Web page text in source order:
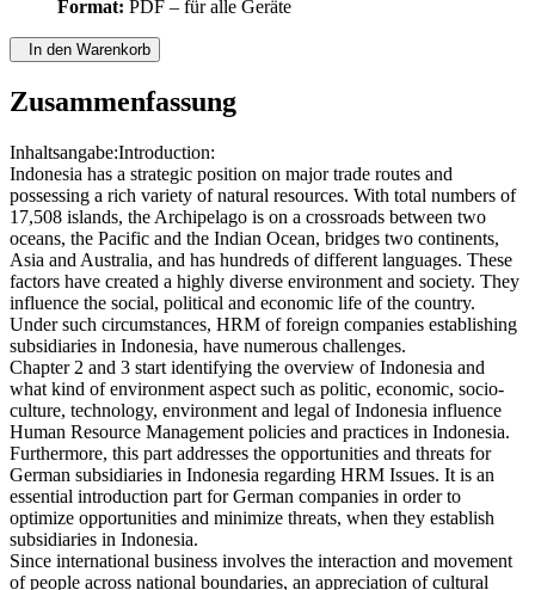
Sofort herunterladen. Inkl. MwSt.
Zusammenfassung
Inhaltsangabe:Introduction:
Indonesia has a strategic position on major trade routes and
possessing a rich variety of natural resources. With total numbers of
17,508 islands, the Archipelago is on a crossroads between two
oceans, the Pacific and the Indian Ocean, bridges two continents,
Asia and Australia, and has hundreds of different languages. These
factors have created a highly diverse environment and society. They
influence the social, political and economic life of the country.
Under such circumstances, HRM of foreign companies establishing
subsidiaries in Indonesia, have numerous challenges.
Chapter 2 and 3 start identifying the overview of Indonesia and
what kind of environment aspect such as politic, economic, socio-
culture, technology, environment and legal of Indonesia influence
Human Resource Management policies and practices in Indonesia.
Furthermore, this part addresses the opportunities and threats for
German subsidiaries in Indonesia regarding HRM Issues. It is an
essential introduction part for German companies in order to
optimize opportunities and minimize threats, when they establish
subsidiaries in Indonesia.
Since international business involves the interaction and movement